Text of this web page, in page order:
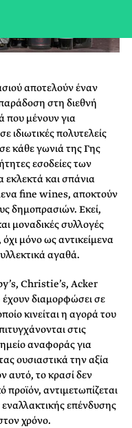
αποτελούν έναν
στη διεθνή
που μένουν για
ιδιωτικές πολυτελείς
κάθε γωνιά της Γης
εσοδείες των
και σπάνια
fine wines, αποκτούν
δημοπρασιών. Εκεί,
μοναδικές συλλογές
μόνο ως αντικείμενα
αγαθά.
Christie’s, Acker
διαμορφώσει σε
κινείται η αγορά του
στις
αναφοράς για
ουσιαστικά την αξία
αυτό, το κρασί δεν
αντιμετωπίζεται
επένδυσης
χρόνο.